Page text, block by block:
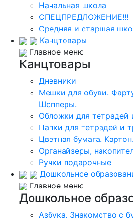
Начальная школа
СПЕЦПРЕДЛОЖЕНИЕ!!!
Средняя и старшая
Канцтовары
Главное меню
Канцтовары
Дневники
Мешки для обуви.
Шопперы.
Обложки для тетрадей
Папки для тетрадей и
Цветная бумага.
Органайзеры,
Ручки подарочные
Дошкольное
Главное меню
Дошкольное
Азбука. Знакомство с